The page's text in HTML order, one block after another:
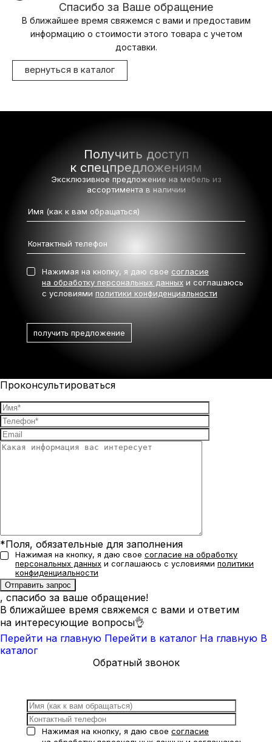
Спасибо за Ваше обращение
В ближайшее время свяжемся с вами и предоставим
информацию о стоимости этого товара с учетом
доставки.
вернуться в каталог
Получить доступ
к спецпредложениям
Эксклюзивное предложение на мебель из
ассортимента в наличии
Нажимая на кнопку, я даю свое согласие
на обработку персональных данных и соглашаюсь
с условиями политики конфиденциальности
Проконсультироваться
*Поля, обязательные для заполнения
Нажимая на кнопку, я даю свое согласие на обработку
персональных данных и соглашаюсь с условиями политики
конфиденциальности
, спасибо за ваше обращение!
В ближайшее время свяжемся с вами и ответим
на интересующие вопросы👌
Перейти на главную Перейти в каталог На главную В
каталог
Обратный звонок
Нажимая на кнопку, я даю свое согласие